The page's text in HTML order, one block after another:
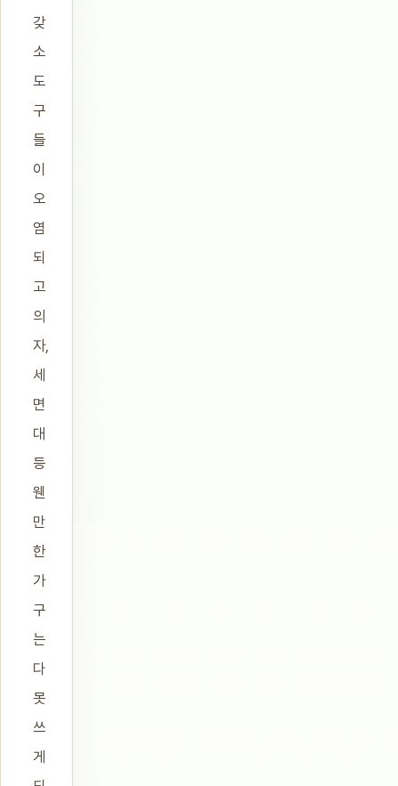
갖
소
도
구
들
이
오
염
되
고
의
자,
세
면
대
등
웬
만
한
가
구
는
다
못
쓰
게